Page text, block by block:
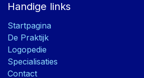
Handige links
Startpagina
De Praktijk
Logopedie
Specialisaties
Contact